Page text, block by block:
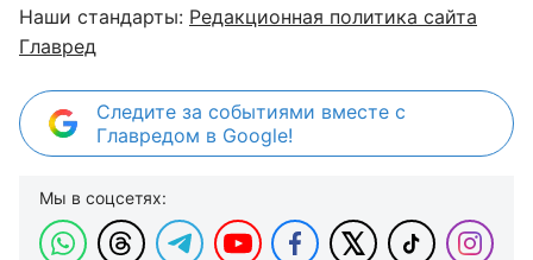
Наши стандарты: Редакционная политика сайта
Главред
Следите за событиями вместе с
Главредом в Google!
Мы в соцсетях: